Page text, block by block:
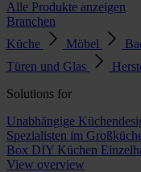
Alle Produkte anzeigen
Branchen
Küche
Möbel
Türen und Glas
Solutions for
Unabhängige
Spezialisten im
Box DIY Küchen
View overview